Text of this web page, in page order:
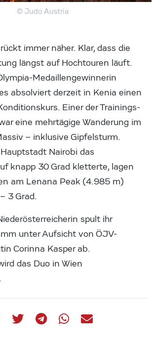
© Judo Austria
immer näher. Klar, dass die
längst auf Hochtouren läuft.
Medaillengewinnerin
absolviert derzeit in Kenia einen
Einer der Trainings-
eine mehrtägige Wanderung im
– inklusive Gipfelsturm.
Nairobi das
knapp 30 Grad kletterte, lagen
am Lenana Peak (4.985 m)
3 Grad.
spult ihr
unter Aufsicht von ÖJV-
Corinna Kasper ab.
das Duo in Wien